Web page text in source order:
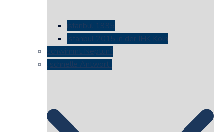
istanbul 1995
Istanbul 2015 in der IHK Köln
schwimmt Neptun?
„schnelle Antwort“